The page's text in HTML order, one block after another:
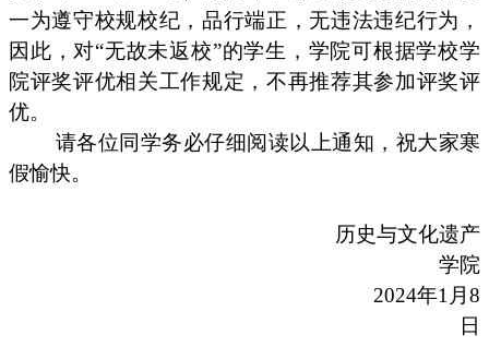
一为遵守校规校纪，品行端正，无违法违纪行为，
因此，对“无故未返校”的学生，学院可根据学校学
院评奖评优相关工作规定，不再推荐其参加评奖评
优。
请各位同学务必仔细阅读以上通知，祝大家寒
假愉快。
历史与文化遗产
学院
2024年1月8
日